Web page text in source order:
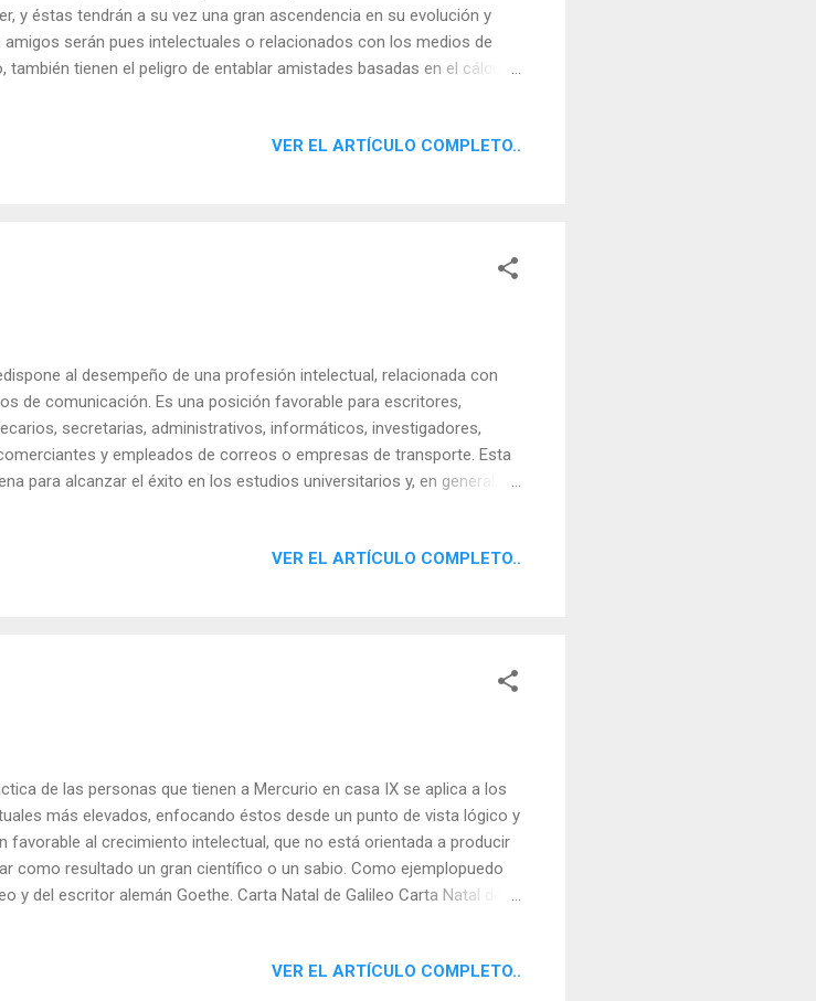
y éstas tendrán a su vez una gran ascendencia en su evolución y
serán pues intelectuales o relacionados con los medios de
también tienen el peligro de entablar amistades basadas en el cálculo
viven la amistad como una camaradería, en la que se potencia
VER EL ARTÍCULO COMPLETO..
al desempeño de una profesión intelectual, relacionada con
de comunicación. Es una posición favorable para escritores,
secretarias, administrativos, informáticos, investigadores,
y empleados de correos o empresas de transporte. Esta
para alcanzar el éxito en los estudios universitarios y, en general,
tipo y para las personas que se mueven en el mundo de los
VER EL ARTÍCULO COMPLETO..
de las personas que tienen a Mercurio en casa IX se aplica a los
más elevados, enfocando éstos desde un punto de vista lógico y
favorable al crecimiento intelectual, que no está orientada a producir
como resultado un gran científico o un sabio. Como ejemplopuedo
y del escritor alemán Goethe. Carta Natal de Galileo Carta Natal de
una posición frecuente en políticos de gran astucia o talento. Como
VER EL ARTÍCULO COMPLETO..